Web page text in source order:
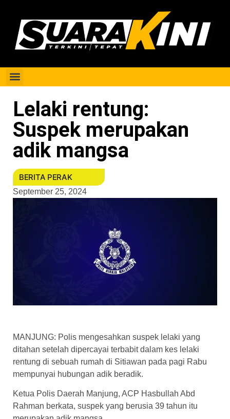
Lelaki rentung:
Suspek merupakan
adik mangsa
BERITA PERAK
September 25, 2024
MANJUNG: Polis mengesahkan suspek lelaki yang
ditahan setelah dipercayai terbabit dalam kes lelaki
rentung di sebuah rumah di Sitiawan pada pagi Rabu
mempunyai hubungan adik beradik.
Ketua Polis Daerah Manjung, ACP Hasbullah Abd
Rahman berkata, suspek yang berusia 39 tahun itu